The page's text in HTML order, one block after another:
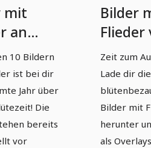
mit
an
und
10 Bildern
ist bei dir
Jahr über
Die
bereits
vor
Bilder
Flieder
Zeit zum
Lade dir
Bilder mit
herunter
als